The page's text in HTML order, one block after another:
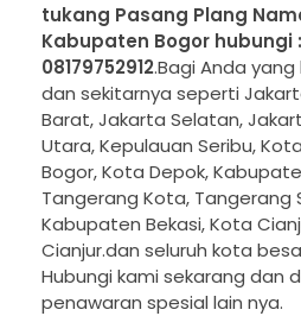
tukang Pasang Plang
Kabupaten Bogor hubungi
08179752912.Bagi Anda
dan sekitarnya seperti
Barat, Jakarta Selatan,
Utara, Kepulauan Seribu,
Bogor, Kota Depok,
Tangerang Kota, Tangerang
Kabupaten Bekasi, Kota
Cianjur.dan seluruh kota
Hubungi kami sekarang dan
penawaran spesial lain nya.